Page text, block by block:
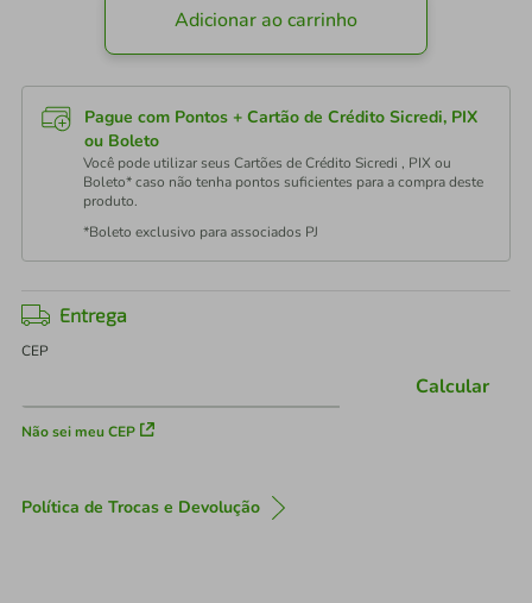
Adicionar ao carrinho
Pague com Pontos + Cartão de Crédito Sicredi, PIX
ou Boleto
Você pode utilizar seus Cartões de Crédito Sicredi , PIX ou
Boleto* caso não tenha pontos suficientes para a compra deste
produto.
*Boleto exclusivo para associados PJ
Entrega
CEP
Não sei meu CEP
Calcular
Política de Trocas e Devolução